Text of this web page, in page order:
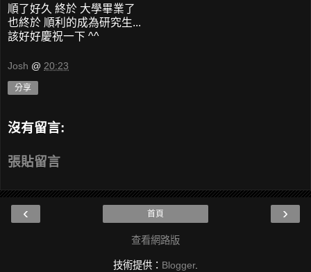
順了好久 終於 大學畢業了
也終於 順利的成為研究生...
該好好慶祝一下 ^^
Josh @ 20:23
分享
沒有留言:
張貼留言
‹ ›
首頁
查看網路版
技術提供： Blogger.